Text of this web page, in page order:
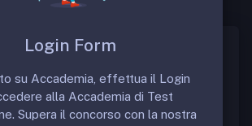
in medicina per il 2023 da parte del
e della Ricerca ha
la strada alle scelte delle scuole
Login Form
su Accademia, effettua il Login
alla Accademia di Test
Supera il concorso con la nostra